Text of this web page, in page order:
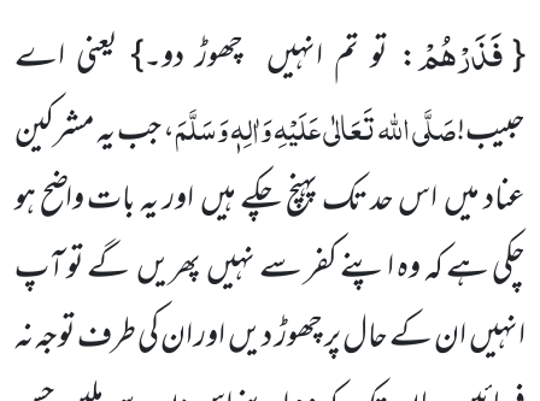
{فَذَرْهُمْ: تو تم انہیں چھوڑ دو۔} یعنی اے
حبیب!صَلَّی اللہ تَعَالٰی عَلَیْہِوَاٰلِہٖ وَسَلَّمَ، جب یہ مشرکین
عناد میں اس حد تکپہنچ چکے ہیں اور یہ بات واضح ہو
چکی ہے کہ وہ اپنے کفر سے نہیں پھریں گے تو آپ
انہیں ان کے حال پر چھوڑ دیں اور ان کی طرف توجہ نہ